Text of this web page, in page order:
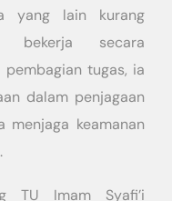
yang lain kurang
bekerja secara
pembagian tugas, ia
dalam penjagaan
menjaga keamanan
TU Imam Syafi’i